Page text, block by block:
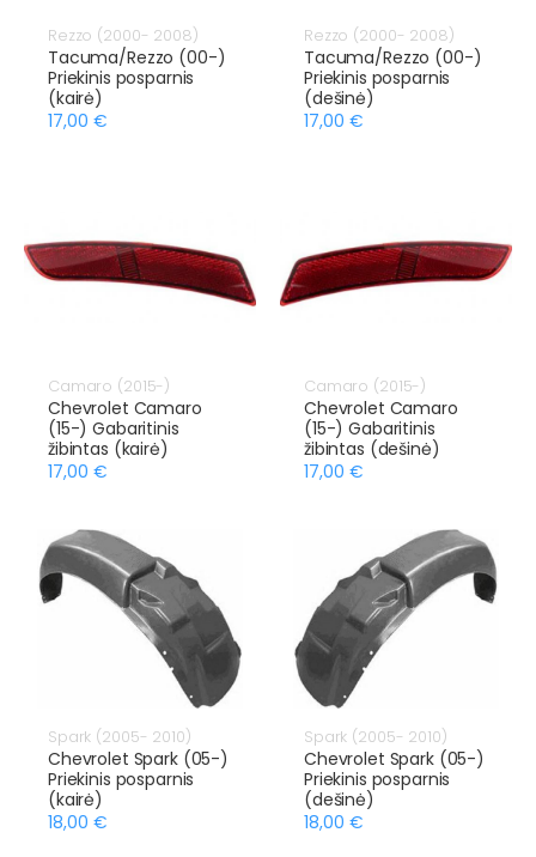
Rezzo (2000- 2008)
Tacuma/Rezzo (00-)
Priekinis posparnis
(kairė)
17,00 €
Rezzo (2000- 2008)
Tacuma/Rezzo (00-)
Priekinis posparnis
(dešinė)
17,00 €
Camaro (2015-)
Chevrolet Camaro
(15-) Gabaritinis
žibintas (kairė)
17,00 €
Camaro (2015-)
Chevrolet Camaro
(15-) Gabaritinis
žibintas (dešinė)
17,00 €
Spark (2005- 2010)
Chevrolet Spark (05-)
Priekinis posparnis
(kairė)
18,00 €
Spark (2005- 2010)
Chevrolet Spark (05-)
Priekinis posparnis
(dešinė)
18,00 €